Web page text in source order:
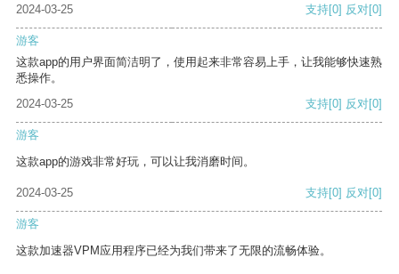
2024-03-25
支持[0] 反对[0]
游客
这款app的用户界面简洁明了，使用起来非常容易上手，让我能够快速熟
悉操作。
2024-03-25
支持[0] 反对[0]
游客
这款app的游戏非常好玩，可以让我消磨时间。
2024-03-25 支持[0] 反对[0]
游客
这款加速器VPM应用程序已经为我们带来了无限的流畅体验。